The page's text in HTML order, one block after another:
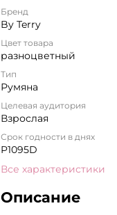
Бренд
By Terry
Цвет товара
разноцветный
Тип
Румяна
Целевая аудитория
Взрослая
Срок годности в днях
P1095D
Все характеристики
Описание